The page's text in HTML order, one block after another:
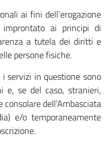
ai fini dell’erogazione
ai principi di
a tutela dei diritti e
persone fisiche.
i servizi in questione sono
e, se del caso, stranieri,
dell’Ambasciata
e/o temporaneamente